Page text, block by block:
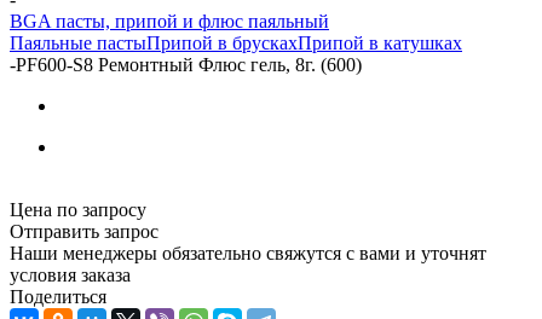
BGA пасты, припой и флюс паяльный
Паяльные пастыПрипой в брускахПрипой в катушках
-PF600-S8 Ремонтный Флюс гель, 8г. (600)
Цена по запросу
Отправить запрос
Наши менеджеры обязательно свяжутся с вами и уточнят
условия заказа
Поделиться